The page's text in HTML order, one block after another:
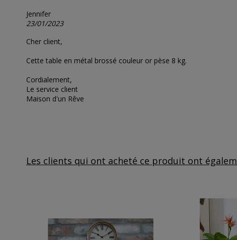
Jennifer
23/01/2023
Cher client,
Cette table en métal brossé couleur or pèse 8 kg.
Cordialement,
Le service client
Maison d'un Rêve
Les clients qui ont acheté ce produit ont